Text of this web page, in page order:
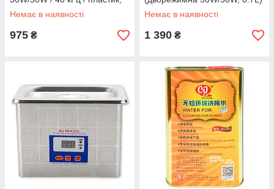
металева кришка / 500 мл
Немає в наявності
975 ₴
Немає в наявності
1 390 ₴